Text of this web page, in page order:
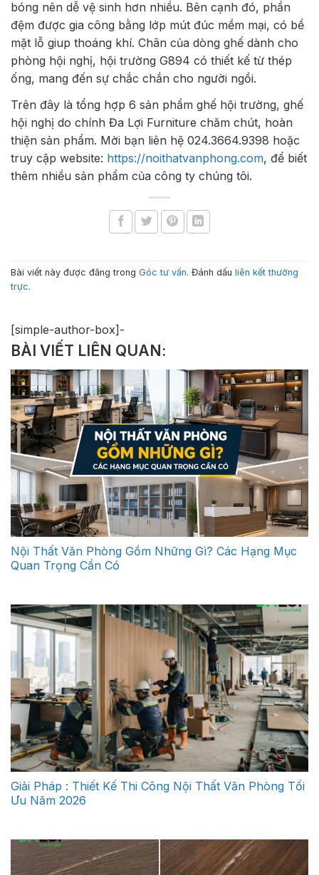
bóng nên dễ vệ sinh hơn nhiều. Bên cạnh đó, phần
đệm được gia công bằng lớp mút đúc mềm mại, có bề
mặt lỗ giup thoáng khí. Chân của dòng ghế dành cho
phòng hội nghị, hội trường G894 có thiết kế từ thép
ống, mang đến sự chắc chắn cho người ngồi.
Trên đây là tổng hợp 6 sản phẩm ghế hội trường, ghế
hội nghị do chính Đa Lợi Furniture chăm chút, hoàn
thiện sản phẩm. Mời bạn liên hệ 024.3664.9398 hoặc
truy cập website: https://noithatvanphong.com, để biết
thêm nhiều sản phẩm của công ty chúng tôi.
Bài viết này được đăng trong Góc tư vấn. Đánh dấu liên kết thường
trực.
[simple-author-box]-
BÀI VIẾT LIÊN QUAN:
Nội Thất Văn Phòng Gồm Những Gì? Các Hạng Mục
Quan Trọng Cần Có
Giải Pháp : Thiết Kế Thi Công Nội Thất Văn Phòng Tối
Ưu Năm 2026